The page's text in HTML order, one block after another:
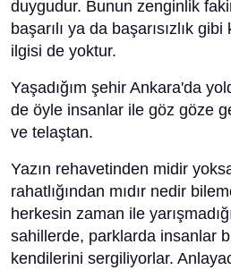
duygudur. Bunun zenginlik
başarılı ya da başarısızlık
ilgisi de yoktur.
Yaşadığım şehir Ankara'da
de öyle insanlar ile göz göze
ve telaştan.
Yazın rehavetinden midir
rahatlığından mıdır nedir
herkesin zaman ile
sahillerde, parklarda insanlar
kendilerini sergiliyorlar.